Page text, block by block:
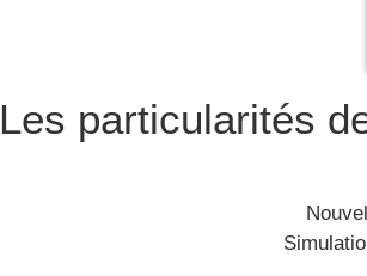
Les particularités